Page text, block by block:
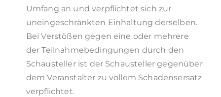
Umfang an und verpflichtet sich zur
uneingeschränkten Einhaltung derselben.
Bei Verstößen gegen eine oder mehrere
der Teilnahmebedingungen durch den
Schausteller ist der Schausteller gegenüber
dem Veranstalter zu vollem Schadensersatz
verpflichtet.